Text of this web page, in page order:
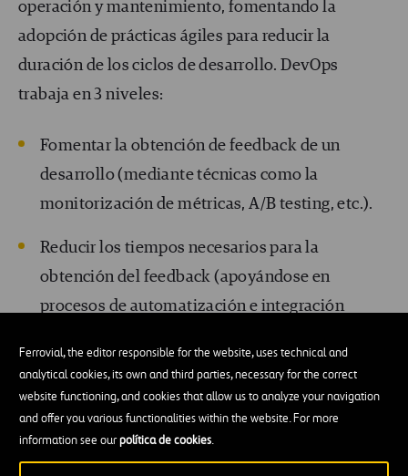
Ferrovial, the editor responsible for the website, uses technical and
analytical cookies, its own and third parties, necessary for the correct
website functioning, and cookies that allow us to analyze your navigation
and offer you various functionalities within the website. For more
information see ourpolítica de cookies.
operación y mantenimiento, fomentando la
adopción de prácticas ágiles para reducir la
duración de los ciclos de desarrollo. DevOps
trabaja en 3 niveles:
Fomentar la obtención de feedback de un
desarrollo (mediante técnicas como la
monitorización de métricas, A/B testing, etc.).
Reducir los tiempos necesarios para la
obtención del feedback (apoyándose en
procesos de automatización e integración
Adoptar una cultura empresarial que favorezca
la mejora continua
Por último, el acceso a recursos de computación en